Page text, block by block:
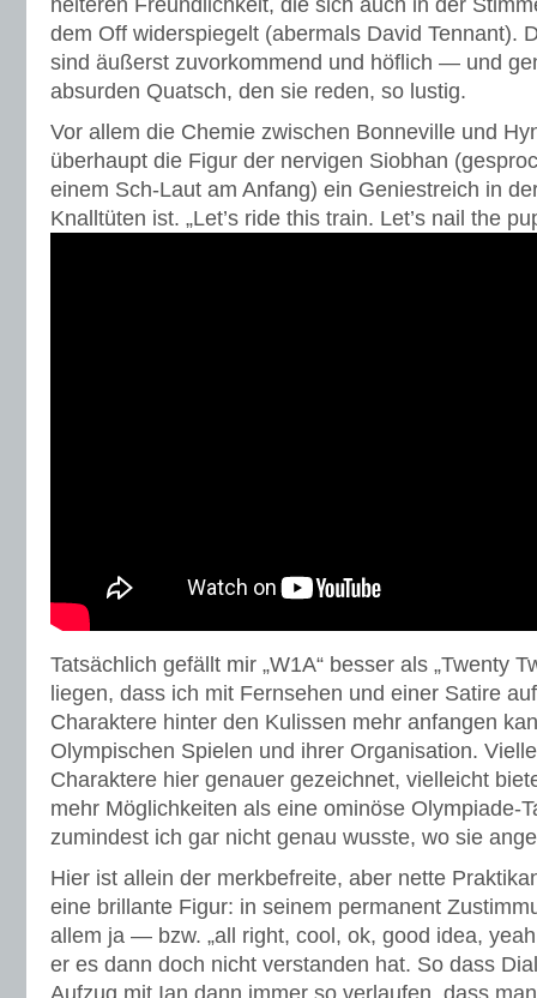
heiteren Freundlichkeit, die sich auch in der
dem Off widerspiegelt (abermals David Tennant).
sind äußerst zuvorkommend und höflich — und
absurden Quatsch, den sie reden, so lustig.
Vor allem die Chemie zwischen Bonneville und
überhaupt die Figur der nervigen Siobhan
einem Sch-Laut am Anfang) ein Geniestreich in
Knalltüten ist. „Let’s ride this train. Let’s nail the
Tatsächlich gefällt mir „W1A“ besser als „Twenty
liegen, dass ich mit Fernsehen und einer Satire
Charaktere hinter den Kulissen mehr anfangen
Olympischen Spielen und ihrer Organisation.
Charaktere hier genauer gezeichnet, vielleicht
mehr Möglichkeiten als eine ominöse Olympiade-
zumindest ich gar nicht genau wusste, wo sie
Hier ist allein der merkbefreite, aber nette
eine brillante Figur: in seinem permanent
allem ja — bzw. „all right, cool, ok, good idea,
er es dann doch nicht verstanden hat. So dass
Aufzug mit Ian dann immer so verlaufen, dass